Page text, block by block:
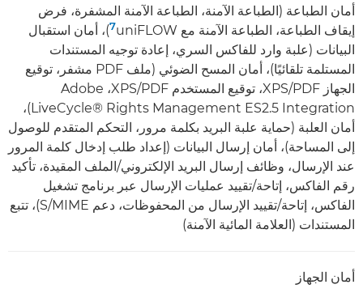
أمان الطباعة (الطباعة الآمنة، الطباعة الآمنة المشفرة، فرض
إيقاف الطباعة، الطباعة الآمنة مع uniFLOW‏
7)، أمان استقبال
البيانات (علبة وارد للفاكس السري، إعادة توجيه المستندات
المستلمة تلقائيًا)، أمان المسح الضوئي (ملف PDF مشفر، توقيع
الجهاز PDF/‏XPS، توقيع المستخدم PDF/‏XPS، ‏Adobe
LiveCycle® Rights Management ES2.5 Integration)،
أمان العلبة (حماية علبة البريد بكلمة مرور، التحكم المتقدم للوصول
إلى المساحة)، أمان إرسال البيانات (إعداد طلب إدخال كلمة المرور
عند الإرسال، وظائف إرسال البريد الإلكتروني/الملف المقيدة، تأكيد
رقم الفاكس، إتاحة/تقييد عمليات الإرسال عبر برنامج تشغيل
الفاكس، إتاحة/تقييد الإرسال من المحفوظات، دعم S/MIME)، تتبع
المستندات (العلامة المائية الآمنة)
أمان الجهاز